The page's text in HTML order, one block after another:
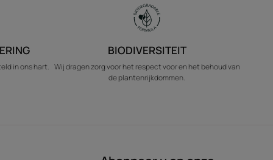
in ons hart.
BIODIVERSITEIT
Wij dragen zorg voor het respect voor en het behoud van
de plantenrijkdommen.